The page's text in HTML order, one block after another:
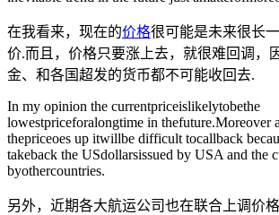
在我看来，现在的价格很可能是未来很长
价.而且，价格只要涨上去，就很难回调，
金、和各国超发的货币都不可能收回去.
In my opinion the currentpriceislikelytobethe
lowestpriceforalongtime in thefuture.Moreover
thepriceoes up itwillbe difficult tocallback
takeback the USdollarsissued by USA and the
byothercountries.
另外，近期各大航运公司也在联合上调价